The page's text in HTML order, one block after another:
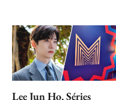
Lee Jun Ho, Séries